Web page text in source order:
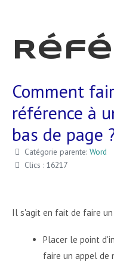
Comment
référence à
bas de page
Catégorie parente: Word
Clics : 16217
Il s'agit en fait de faire
Placer le point
faire un appel de